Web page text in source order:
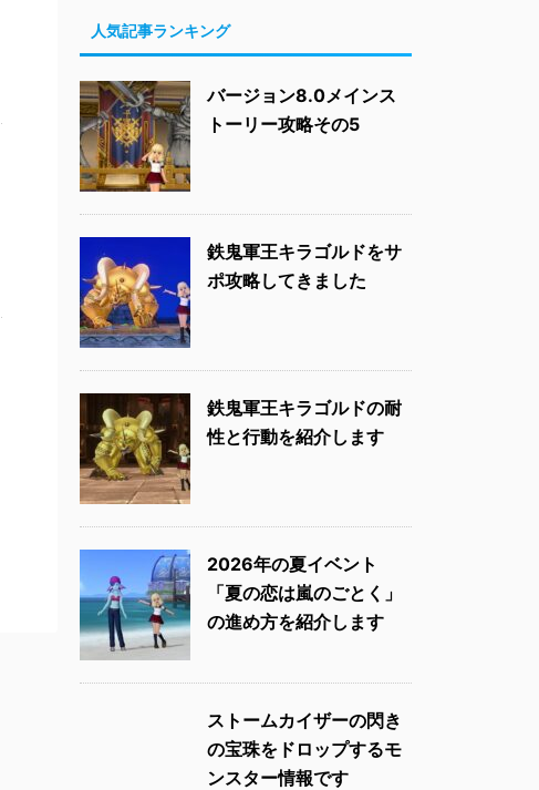
人気記事ランキング
バージョン8.0メインス
トーリー攻略その5
鉄鬼軍王キラゴルドをサ
ポ攻略してきました
鉄鬼軍王キラゴルドの耐
性と行動を紹介します
2026年の夏イベント
「夏の恋は嵐のごとく」
の進め方を紹介します
ストームカイザーの閃き
の宝珠をドロップするモ
ンスター情報です